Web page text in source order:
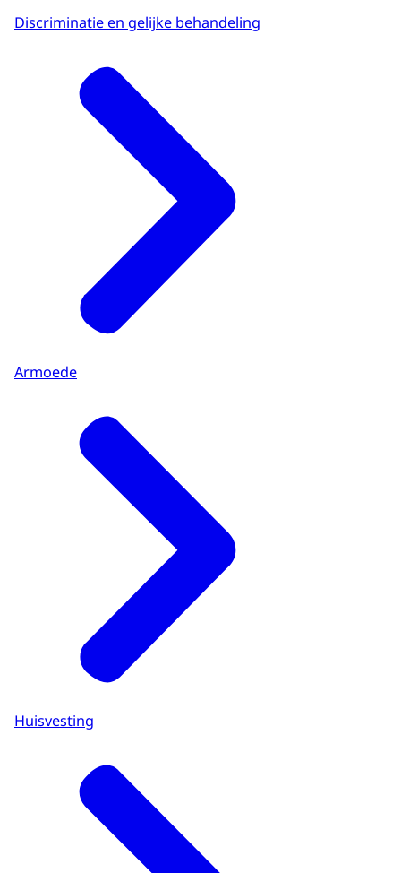
Discriminatie en gelijke behandeling
Armoede
Huisvesting